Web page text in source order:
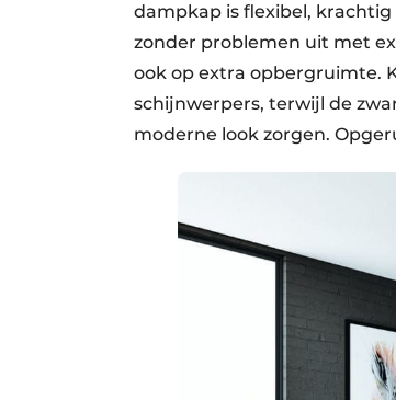
dampkap is flexibel,
zonder problemen uit met
ook op extra opbergruimte.
schijnwerpers, terwijl de
moderne look zorgen.